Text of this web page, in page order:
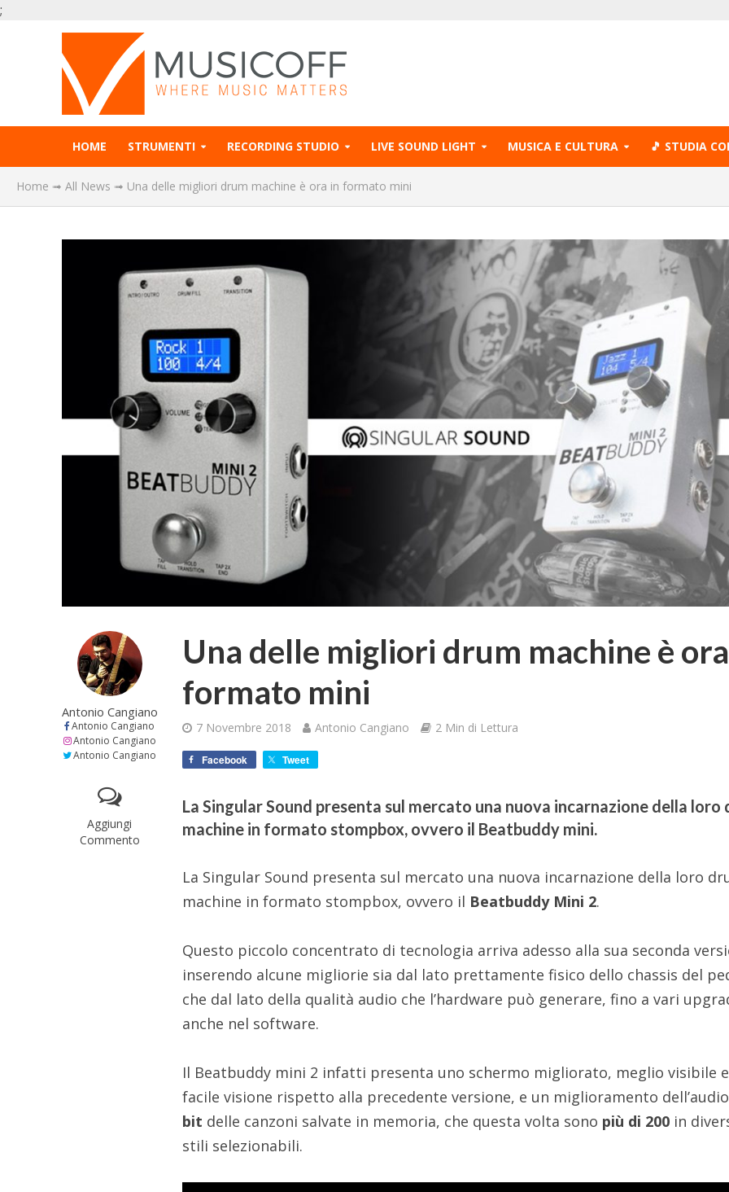
;
HOME STRUMENTI RECORDING STUDIO LIVE SOUND LIGHT MUSICA E CULTURA 🎵 STUDIA
Home ➟ All News ➟ Una delle migliori drum machine è ora in formato mini
Antonio Cangiano
Antonio Cangiano
Antonio Cangiano
Antonio Cangiano
Aggiungi
Commento
Una delle migliori drum machine è
formato mini
7 Novembre 2018 Antonio Cangiano 2 Min di Lettura
Facebook Tweet
La Singular Sound presenta sul mercato una nuova incarnazione della loro
machine in formato stompbox, ovvero il Beatbuddy mini.
La Singular Sound presenta sul mercato una nuova incarnazione della loro
machine in formato stompbox, ovvero il Beatbuddy Mini 2.
Questo piccolo concentrato di tecnologia arriva adesso alla sua seconda
inserendo alcune migliorie sia dal lato prettamente fisico dello chassis del
che dal lato della qualità audio che l’hardware può generare, fino a vari
anche nel software.
Il Beatbuddy mini 2 infatti presenta uno schermo migliorato, meglio visibile
facile visione rispetto alla precedente versione, e un miglioramento
bit delle canzoni salvate in memoria, che questa volta sono più di 200 in
stili selezionabili.